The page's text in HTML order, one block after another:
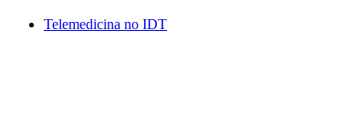
Telemedicina no IDT